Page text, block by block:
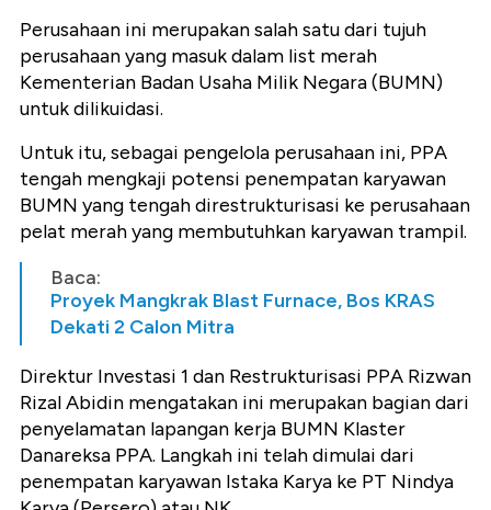
Perusahaan ini merupakan salah satu dari tujuh
perusahaan yang masuk dalam list merah
Kementerian Badan Usaha Milik Negara (BUMN)
untuk dilikuidasi.
Untuk itu, sebagai pengelola perusahaan ini, PPA
tengah mengkaji potensi penempatan karyawan
BUMN yang tengah direstrukturisasi ke perusahaan
pelat merah yang membutuhkan karyawan trampil.
Baca:
Proyek Mangkrak Blast Furnace, Bos KRAS
Dekati 2 Calon Mitra
Direktur Investasi 1 dan Restrukturisasi PPA Rizwan
Rizal Abidin mengatakan ini merupakan bagian dari
penyelamatan lapangan kerja BUMN Klaster
Danareksa PPA. Langkah ini telah dimulai dari
penempatan karyawan Istaka Karya ke PT Nindya